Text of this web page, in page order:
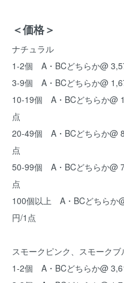
＜価格＞
ナチュラル
1-2個 A・BCどちらか@
3-9個 A・BCどちらか@
10-19個 A・BCどちらか@
点
20-49個 A・BCどちらか@
点
50-99個 A・BCどちらか@
点
100個以上 A・BCどちらか
円/1点
スモークピンク、スモークブ
1-2個 A・BCどちらか@